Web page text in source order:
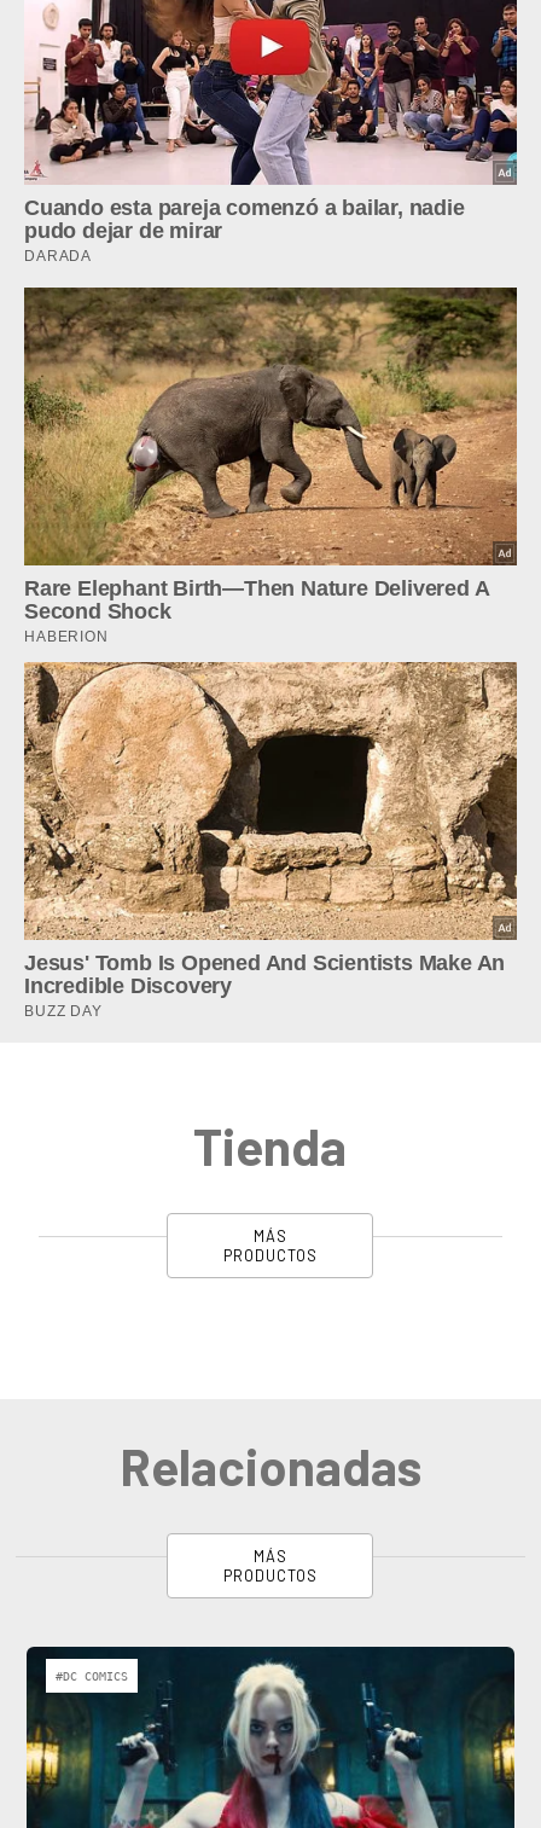
Tienda
MÁS
PRODUCTOS
Relacionadas
MÁS
PRODUCTOS
#DC COMICS